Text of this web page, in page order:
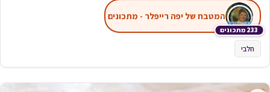
233 מתכונים
המטבח של יפה רייפלר - מתכונים
חלבי